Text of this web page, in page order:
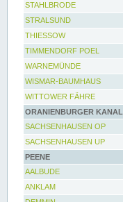
STAHLBRODE
STRALSUND
THIESSOW
TIMMENDORF POEL
WARNEMÜNDE
WISMAR-BAUMHAUS
WITTOWER FÄHRE
ORANIENBURGER KANAL
SACHSENHAUSEN OP
SACHSENHAUSEN UP
PEENE
AALBUDE
ANKLAM